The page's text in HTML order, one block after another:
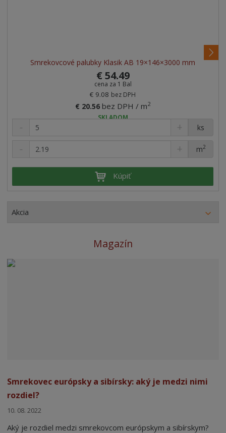
ú
c
Smrekovcové palubky Klasik AB 19×146×3000 mm
€ 54.49
cena za 1 Bal
€ 9.08 bez DPH
€ 20.56 bez DPH / m2
SKLADOM
ks
m2
Kúpiť
ď
a
Akcia
Magazín
Smrekovec európsky a sibírsky: aký je medzi nimi
rozdiel?
10. 08. 2022
Aký je rozdiel medzi smrekovcom európskym a sibírskym?